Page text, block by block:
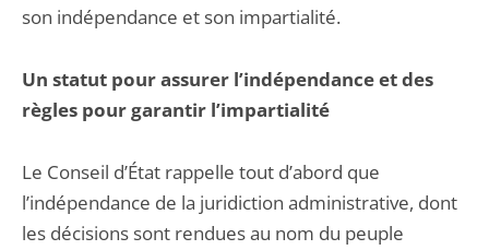
son indépendance et son impartialité.
Un statut pour assurer l’indépendance et des
règles pour garantir l’impartialité
Le Conseil d’État rappelle tout d’abord que
l’indépendance de la juridiction administrative, dont
les décisions sont rendues au nom du peuple